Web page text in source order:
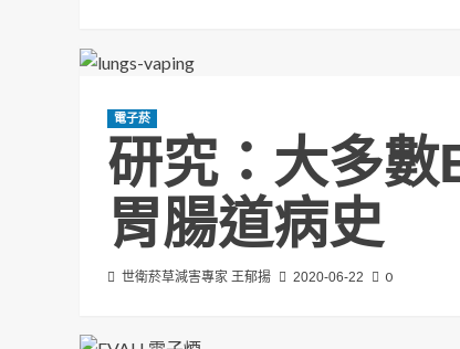
電子菸
研究：大多數
胃腸道病史
世衛菸草減害專家 王郁揚 2020-06-22 0